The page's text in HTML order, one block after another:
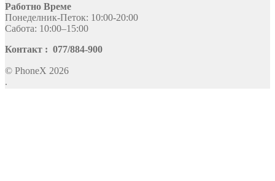
Работно Време
Понеделник-Петок: 10:00-20:00
Сабота: 10:00–15:00
Контакт : 077/884-900
© PhoneX 2026
.